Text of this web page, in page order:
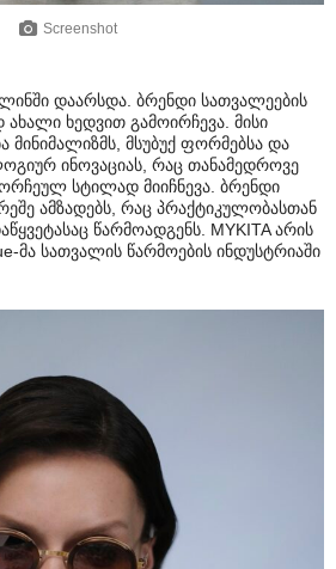
Screenshot
დაარსდა. ბრენდი სათვალეების
ხედვით გამოირჩევა. მისი
მინიმალიზმს, მსუბუქ ფორმებსა და
ინოვაციას, რაც თანამედროვე
სტილად მიიჩნევა. ბრენდი
ამზადებს, რაც პრაქტიკულობასთან
წარმოადგენს. MYKITA არის
მა სათვალის წარმოების ინდუსტრიაში